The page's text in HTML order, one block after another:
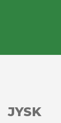
JYSK